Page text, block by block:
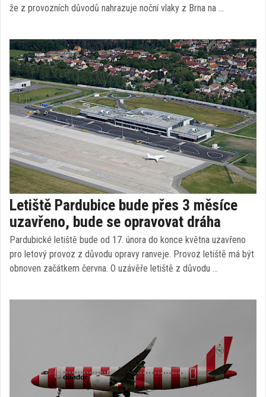
že z provozních důvodů nahrazuje noční vlaky z Brna na …
Letiště Pardubice bude přes 3 měsíce
uzavřeno, bude se opravovat dráha
Pardubické letiště bude od 17. února do konce května uzavřeno
pro letový provoz z důvodu opravy ranveje. Provoz letiště má být
obnoven začátkem června. O uzávěře letiště z důvodu …